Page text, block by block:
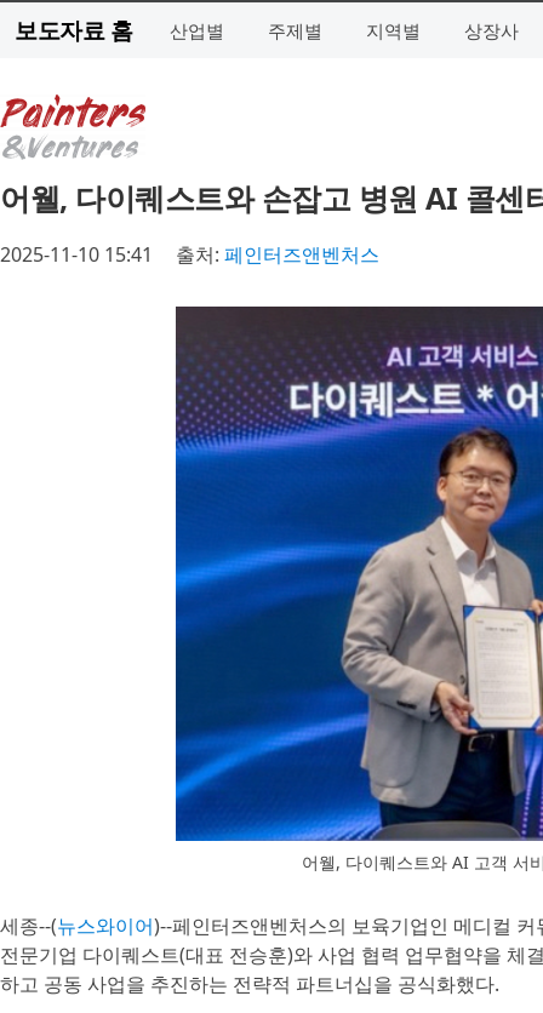
보도자료 홈 산업별 주제별 지역별 상장사
어웰, 다이퀘스트와 손잡고 병원 AI 콜센
2025-11-10 15:41 출처: 페인터즈앤벤처스
어웰, 다이퀘스트와 AI 고객 서
세종--(뉴스와이어)--페인터즈앤벤처스의 보육기업인 메디컬
전문기업 다이퀘스트(대표 전승훈)와 사업 협력 업무협약을
하고 공동 사업을 추진하는 전략적 파트너십을 공식화했다.